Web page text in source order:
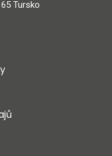
Tursko